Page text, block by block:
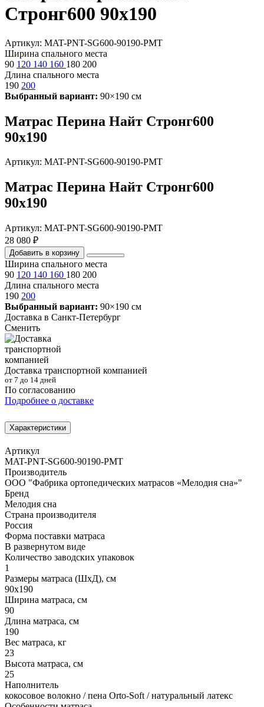
Стронг600 90х190
Артикул: MAT-PNT-SG600-90190-PMT
Ширина спального места
90 120 140 160 180 200
Длина спального места
190 200
Выбранный вариант: 90×190 см
Матрас Перина Найт Стронг600
90х190
Артикул: MAT-PNT-SG600-90190-PMT
Матрас Перина Найт Стронг600
90х190
Артикул: MAT-PNT-SG600-90190-PMT
28 080 ₽
Добавить в корзину
Ширина спального места
90 120 140 160 180 200
Длина спального места
190 200
Выбранный вариант: 90×190 см
Доставка в Санкт-Петербург
Сменить
Доставка транспортной компанией
от 7 до 14 дней
По согласованию
Подробнее о доставке
Характеристики
Артикул
MAT-PNT-SG600-90190-PMT
Производитель
ООО "Фабрика ортопедических матрасов «Мелодия сна»"
Бренд
Мелодия сна
Страна производителя
Россия
Форма поставки матраса
В развернутом виде
Количество заводских упаковок
1
Размеры матраса (ШхД), см
90х190
Ширина матраса, см
90
Длина матраса, см
190
Вес матраса, кг
23
Высота матраса, см
25
Наполнитель
кокосовое волокно / пена Orto-Soft / натуральный латекс